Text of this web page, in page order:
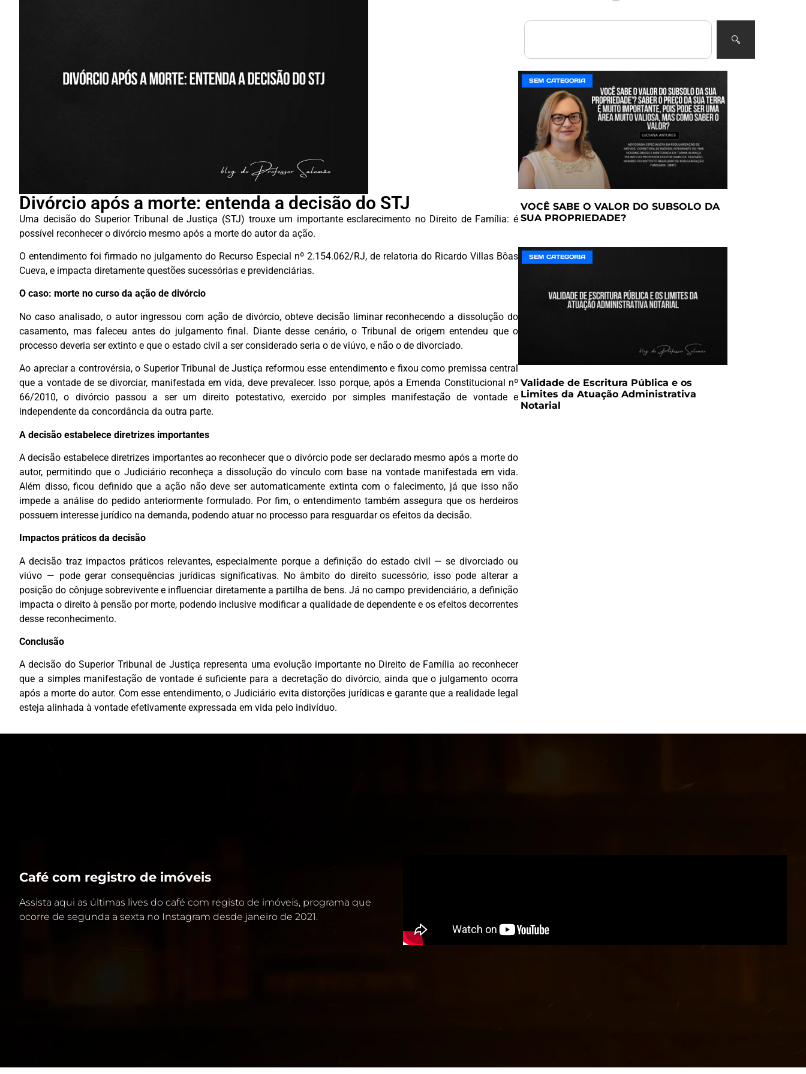
Divórcio após a morte: entenda a decisão do STJ
Uma decisão do Superior Tribunal de Justiça (STJ) trouxe um importante esclarecimento no Direito de Família: é
possível reconhecer o divórcio mesmo após a morte do autor da ação.
O entendimento foi firmado no julgamento do Recurso Especial nº 2.154.062/RJ, de relatoria do Ricardo Villas Bôas
Cueva, e impacta diretamente questões sucessórias e previdenciárias.
O caso: morte no curso da ação de divórcio
No caso analisado, o autor ingressou com ação de divórcio, obteve decisão liminar reconhecendo a dissolução do
casamento, mas faleceu antes do julgamento final. Diante desse cenário, o Tribunal de origem entendeu que o
processo deveria ser extinto e que o estado civil a ser considerado seria o de viúvo, e não o de divorciado.
Ao apreciar a controvérsia, o Superior Tribunal de Justiça reformou esse entendimento e fixou como premissa central
que a vontade de se divorciar, manifestada em vida, deve prevalecer. Isso porque, após a Emenda Constitucional nº
66/2010, o divórcio passou a ser um direito potestativo, exercido por simples manifestação de vontade e
independente da concordância da outra parte.
A decisão estabelece diretrizes importantes
A decisão estabelece diretrizes importantes ao reconhecer que o divórcio pode ser declarado mesmo após a morte do
autor, permitindo que o Judiciário reconheça a dissolução do vínculo com base na vontade manifestada em vida.
Além disso, ficou definido que a ação não deve ser automaticamente extinta com o falecimento, já que isso não
impede a análise do pedido anteriormente formulado. Por fim, o entendimento também assegura que os herdeiros
possuem interesse jurídico na demanda, podendo atuar no processo para resguardar os efeitos da decisão.
Impactos práticos da decisão
A decisão traz impactos práticos relevantes, especialmente porque a definição do estado civil — se divorciado ou
viúvo — pode gerar consequências jurídicas significativas. No âmbito do direito sucessório, isso pode alterar a
posição do cônjuge sobrevivente e influenciar diretamente a partilha de bens. Já no campo previdenciário, a definição
impacta o direito à pensão por morte, podendo inclusive modificar a qualidade de dependente e os efeitos decorrentes
desse reconhecimento.
Conclusão
A decisão do Superior Tribunal de Justiça representa uma evolução importante no Direito de Família ao reconhecer
que a simples manifestação de vontade é suficiente para a decretação do divórcio, ainda que o julgamento ocorra
após a morte do autor. Com esse entendimento, o Judiciário evita distorções jurídicas e garante que a realidade legal
esteja alinhada à vontade efetivamente expressada em vida pelo indivíduo.
SEM CATEGORIA
VOCÊ SABE O VALOR DO SUBSOLO DA
SUA PROPRIEDADE?
SEM CATEGORIA
Validade de Escritura Pública e os
Limites da Atuação Administrativa
Notarial
Café com registro de imóveis
Assista aqui as últimas lives do café com registo de imóveis, programa que
ocorre de segunda a sexta no Instagram desde janeiro de 2021.